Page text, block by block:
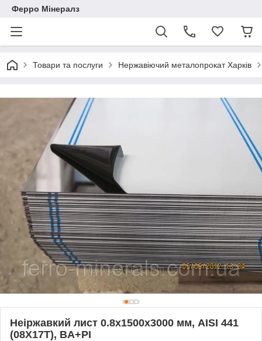
Ферро Мінералз
Товари та послуги Нержавіючий металопрокат Харків
Неіржавкий лист 0.8х1500х3000 мм, AISI 441
(08X17Т), BA+РI